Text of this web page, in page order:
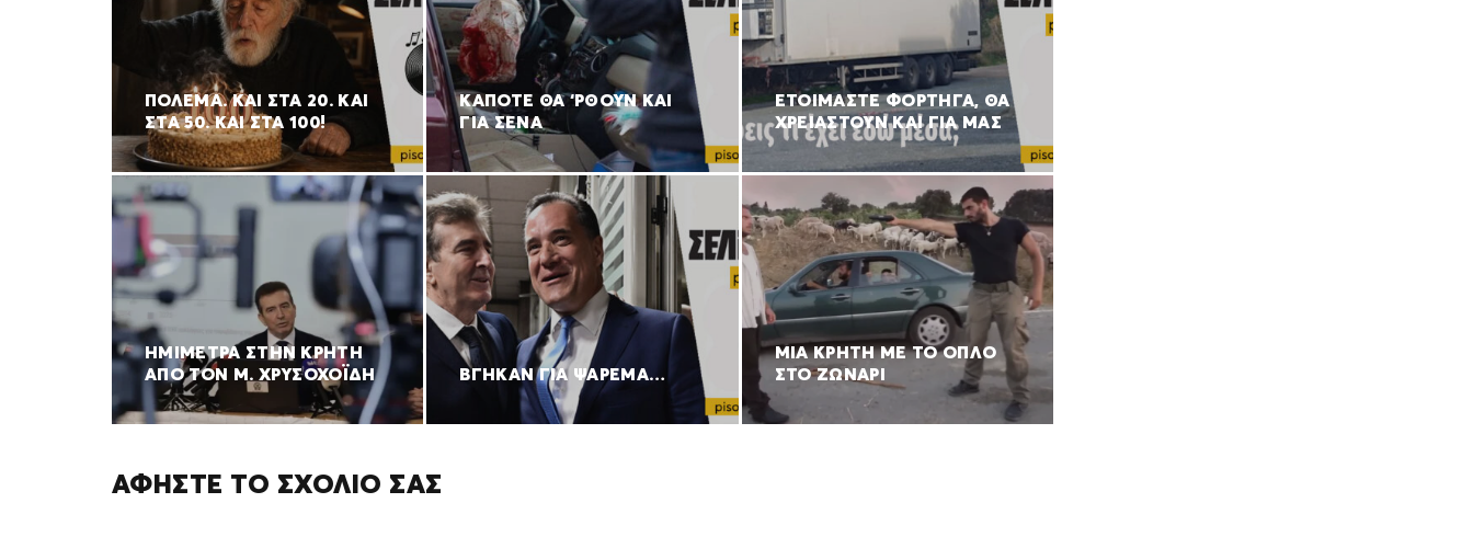
ΠΟΛΈΜΑ. ΚΑΙ ΣΤΑ 20. ΚΑΙ
ΣΤΑ 50. ΚΑΙ ΣΤΑ 100!
ΚΑΠΟΤΕ ΘΑ ‘ΡΘΟΥΝ ΚΑΙ
ΓΙΑ ΣΕΝΑ
ΕΤΟΙΜΑΣΤΕ ΦΟΡΤΗΓΑ, ΘΑ
ΧΡΕΙΑΣΤΟΥΝ ΚΑΙ ΓΙΑ ΜΑΣ
ΗΜΙΜΕΤΡΑ ΣΤΗΝ ΚΡΗΤΗ
ΑΠΌ ΤΟΝ Μ. ΧΡΥΣΟΧΟΪΔΗ
ΒΓΗΚΑΝ ΓΙΑ ΨΑΡΕΜΑ…
ΜΙΑ ΚΡΗΤΗ ΜΕ ΤΟ ΟΠΛΟ
ΣΤΟ ΖΩΝΑΡΙ
ΑΦΉΣΤΕ ΤΟ ΣΧΌΛΙΌ ΣΑΣ